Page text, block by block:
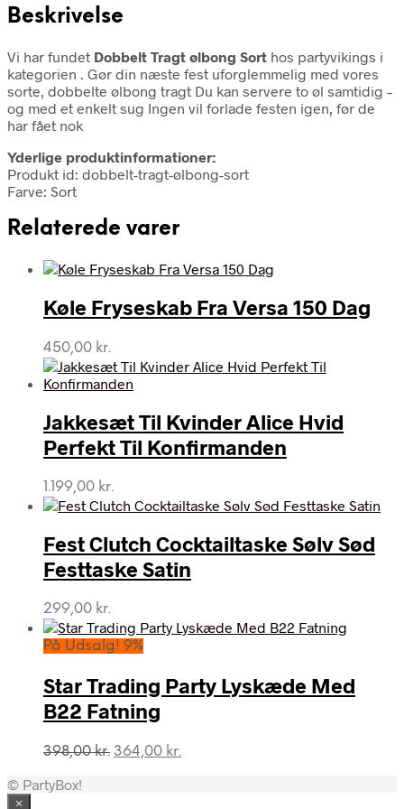
Beskrivelse
Vi har fundet Dobbelt Tragt ølbong Sort hos partyvikings i
kategorien . Gør din næste fest uforglemmelig med vores
sorte, dobbelte ølbong tragt Du kan servere to øl samtidig –
og med et enkelt sug Ingen vil forlade festen igen, før de
har fået nok
Yderlige produktinformationer:
Produkt id: dobbelt-tragt-ølbong-sort
Farve: Sort
Relaterede varer
Køle Fryseskab Fra Versa 150 Dag
450,00 kr.
Jakkesæt Til Kvinder Alice Hvid
Perfekt Til Konfirmanden
1.199,00 kr.
Fest Clutch Cocktailtaske Sølv Sød
Festtaske Satin
299,00 kr.
På Udsalg! 9%
Star Trading Party Lyskæde Med
B22 Fatning
398,00kr. Den
364,00 kr.
© PartyBox!
×